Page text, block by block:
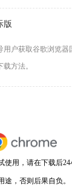
版
用户获取谷歌浏览器
载方法。
使用，请在下载后
途，否则后果自负。